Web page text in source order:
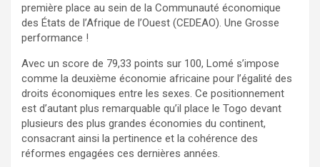
première place au sein de la Communauté économique
des États de l’Afrique de l’Ouest (CEDEAO). Une Grosse
performance !
Avec un score de 79,33 points sur 100, Lomé s’impose
comme la deuxième économie africaine pour l’égalité des
droits économiques entre les sexes. Ce positionnement
est d’autant plus remarquable qu’il place le Togo devant
plusieurs des plus grandes économies du continent,
consacrant ainsi la pertinence et la cohérence des
réformes engagées ces dernières années.